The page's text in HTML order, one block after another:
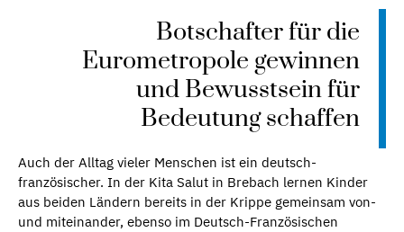
Botschafter für die
Eurometropole gewinnen
und Bewusstsein für
Bedeutung schaffen
Auch der Alltag vieler Menschen ist ein deutsch-
französischer. In der Kita Salut in Brebach lernen Kinder
aus beiden Ländern bereits in der Krippe gemeinsam von-
und miteinander, ebenso im Deutsch-Französischen